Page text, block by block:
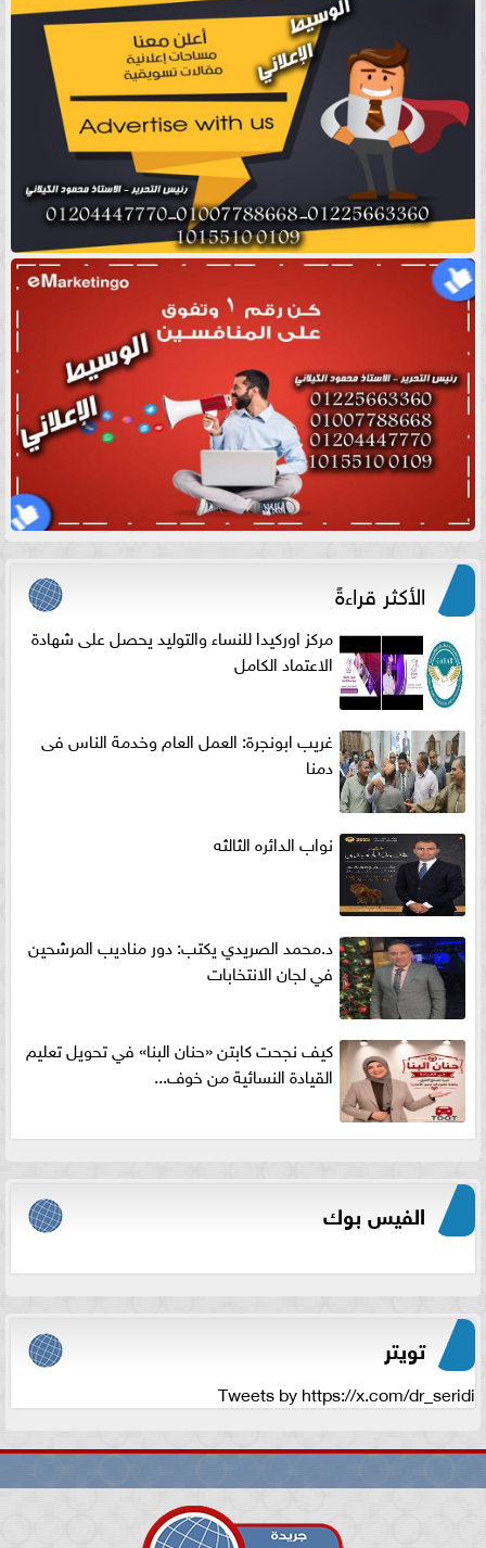
الأكثر قراءةً
مركز اوركيدا للنساء والتوليد يحصل على شهادة
الاعتماد الكامل
غريب ابونجرة: العمل العام وخدمة الناس فى
دمنا
نواب الدائره الثالثه
د.محمد الصريدي يكتب: دور مناديب المرشحين
في لجان الانتخابات
كيف نجحت كابتن «حنان البنا» في تحويل تعليم
القيادة النسائية من خوف...
الفيس بوك
تويتر
Tweets by https://x.com/dr_seridi